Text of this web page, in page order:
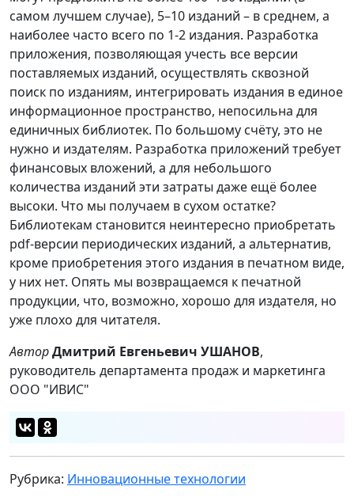
самом лучшем случае), 5–10 изданий – в среднем, а
наиболее часто всего по 1-2 издания. Разработка
приложения, позволяющая учесть все версии
поставляемых изданий, осуществлять сквозной
поиск по изданиям, интегрировать издания в единое
информационное пространство, непосильна для
единичных библиотек. По большому счёту, это не
нужно и издателям. Разработка приложений требует
финансовых вложений, а для небольшого
количества изданий эти затраты даже ещё более
высоки. Что мы получаем в сухом остатке?
Библиотекам становится неинтересно приобретать
pdf-версии периодических изданий, а альтернатив,
кроме приобретения этого издания в печатном виде,
у них нет. Опять мы возвращаемся к печатной
продукции, что, возможно, хорошо для издателя, но
уже плохо для читателя.
АвторДмитрий Евгеньевич УШАНОВ,
руководитель департамента продаж и маркетинга
ООО "ИВИС"
Рубрика: Инновационные технологии